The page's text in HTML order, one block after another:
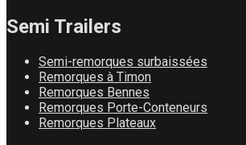
Semi Trailers
Semi-remorques surbaissées
Remorques à Timon
Remorques Bennes
Remorques Porte-Conteneurs
Remorques Plateaux